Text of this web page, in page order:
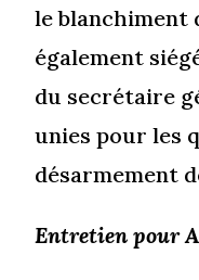
le blanchiment
également
du secrétaire
unies pour les
désarmement
Entretien pour